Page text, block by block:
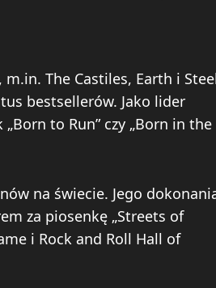
m.in. The Castiles, Earth i
bestsellerów. Jako lider
to Run” czy „Born in the
na świecie. Jego
za piosenkę „Streets of
i Rock and Roll Hall of